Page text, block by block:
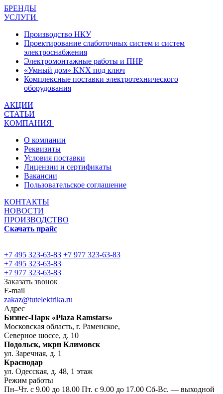
БРЕНДЫ
УСЛУГИ
Производство НКУ
Проектирование слаботочных систем и систем
электроснабжения
Электромонтажные работы и ПНР
«Умный дом» KNX под ключ
Комплексные поставки электротехнического
оборудования
АКЦИИ
СТАТЬИ
КОМПАНИЯ
О компании
Реквизиты
Условия поставки
Лицензии и сертификаты
Вакансии
Пользовательское соглашение
КОНТАКТЫ
НОВОСТИ
ПРОИЗВОДСТВО
Скачать прайс
+7 495 323-63-83 +7 977 323-63-83
+7 495 323-63-83
+7 977 323-63-83
Заказать звонок
E-mail
zakaz@tutelektrika.ru
Адрес
Бизнес-Парк «Plaza Ramstars»
Московская область, г. Раменское,
Северное шоссе, д. 10
Подольск, мкрн Климовск
ул. Заречная, д. 1
Краснодар
ул. Одесская, д. 48, 1 этаж
Режим работы
Пн–Чт. с 9.00 до 18.00 Пт. с 9.00 до 17.00 Сб-Вс. — выходной